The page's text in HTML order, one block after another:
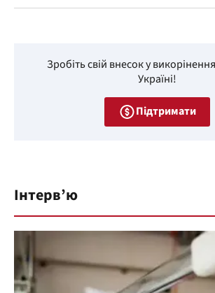
Зробіть свій внесок у
Україні!
Підтримати
Інтерв’ю